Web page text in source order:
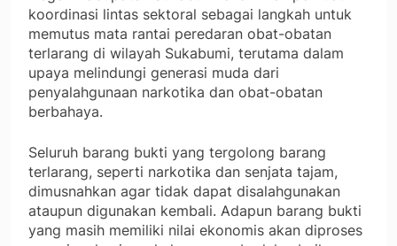
koordinasi lintas sektoral sebagai langkah untuk
memutus mata rantai peredaran obat-obatan
terlarang di wilayah Sukabumi, terutama dalam
upaya melindungi generasi muda dari
penyalahgunaan narkotika dan obat-obatan
berbahaya.
Seluruh barang bukti yang tergolong barang
terlarang, seperti narkotika dan senjata tajam,
dimusnahkan agar tidak dapat disalahgunakan
ataupun digunakan kembali. Adapun barang bukti
yang masih memiliki nilai ekonomis akan diproses